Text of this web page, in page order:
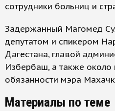
сотрудники больниц и
Задержанный Магомед
депутатом и спикером
Дагестана, главой
Избербаш, а также около
обязанности мэра
Материалы по теме